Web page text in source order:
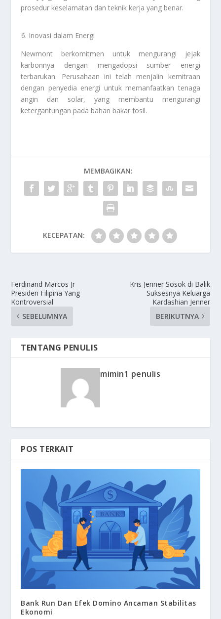
prosedur keselamatan dan teknik kerja yang benar.
Inovasi dalam Energi
Newmont berkomitmen untuk mengurangi jejak
karbonnya dengan mengadopsi sumber energi
terbarukan. Perusahaan ini telah menjalin kemitraan
dengan penyedia energi untuk memanfaatkan tenaga
angin dan solar, yang membantu mengurangi
ketergantungan pada bahan bakar fosil.
MEMBAGIKAN:
KECEPATAN:
Ferdinand Marcos Jr
Presiden Filipina Yang
Kontroversial
SEBELUMNYA
Kris Jenner Sosok di Balik
Suksesnya Keluarga
Kardashian Jenner
BERIKUTNYA
TENTANG PENULIS
mimin1 penulis
POS TERKAIT
Bank Run Dan Efek Domino Ancaman Stabilitas
Ekonomi